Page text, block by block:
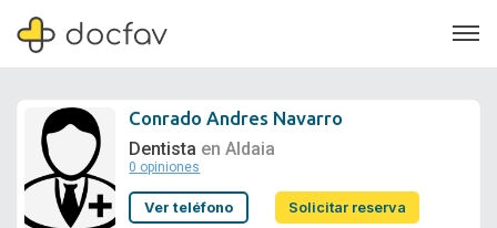
Soporte
Conrado Andres Navarro
Dentista en Aldaia
0 opiniones
Ver teléfono Solicitar reserva